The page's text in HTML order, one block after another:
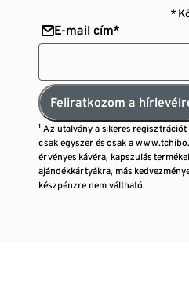
*
E-mail cím*
Feliratkozom a
¹ Az utalvány a sikeres
csak egyszer és csak a
érvényes kávéra, kapszulás
ajándékkártyákra, más
készpénzre nem váltható.